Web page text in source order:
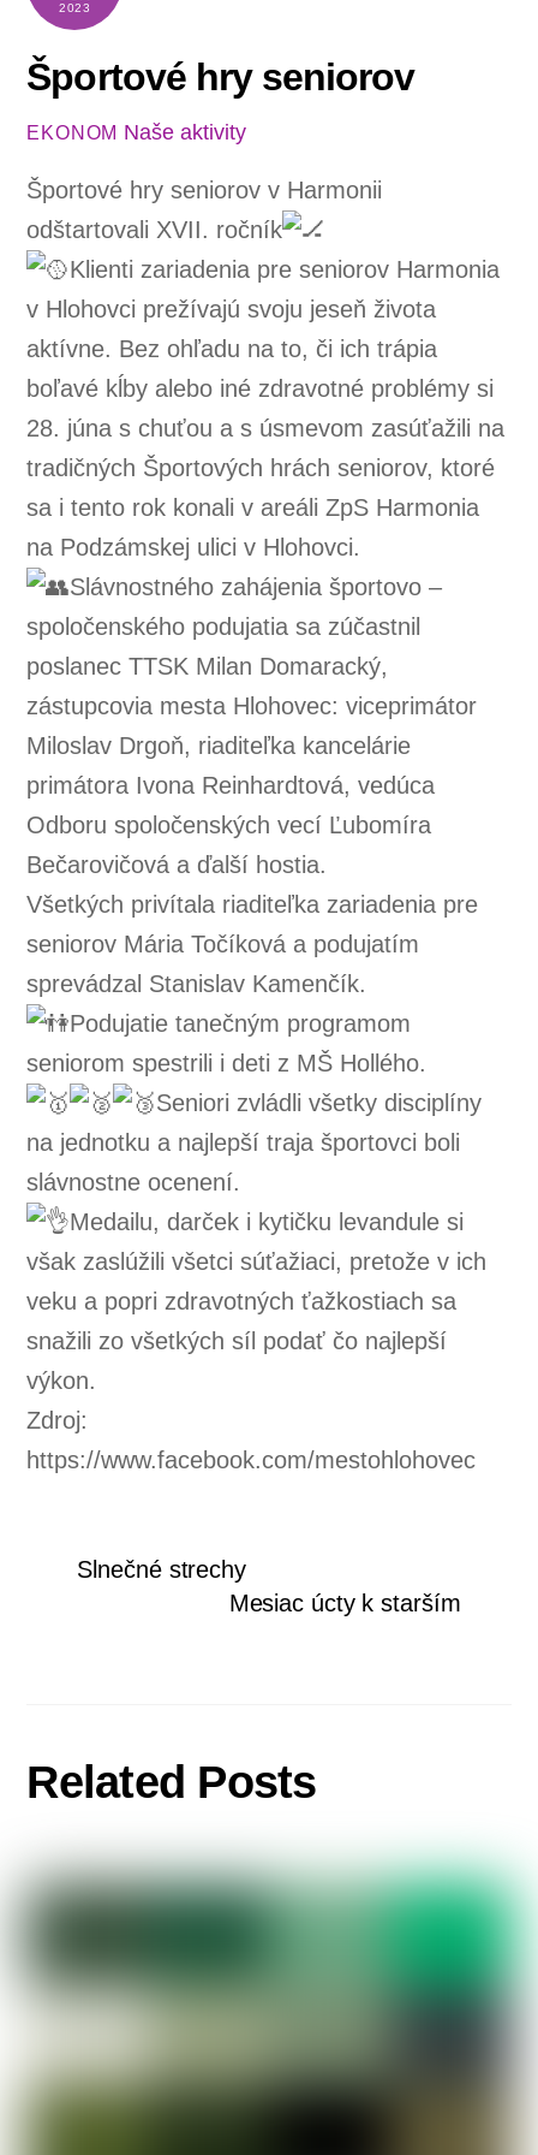
2023
Športové hry seniorov
EKONOM Naše aktivity
Športové hry seniorov v Harmonii
odštartovali XVII. ročník
Klienti zariadenia pre seniorov Harmonia
v Hlohovci prežívajú svoju jeseň života
aktívne. Bez ohľadu na to, či ich trápia
boľavé kĺby alebo iné zdravotné problémy si
28. júna s chuťou a s úsmevom zasúťažili na
tradičných Športových hrách seniorov, ktoré
sa i tento rok konali v areáli ZpS Harmonia
na Podzámskej ulici v Hlohovci.
Slávnostného zahájenia športovo –
spoločenského podujatia sa zúčastnil
poslanec TTSK Milan Domaracký,
zástupcovia mesta Hlohovec: viceprimátor
Miloslav Drgoň, riaditeľka kancelárie
primátora Ivona Reinhardtová, vedúca
Odboru spoločenských vecí Ľubomíra
Bečarovičová a ďalší hostia.
Všetkých privítala riaditeľka zariadenia pre
seniorov Mária Točíková a podujatím
sprevádzal Stanislav Kamenčík.
Podujatie tanečným programom
seniorom spestrili i deti z MŠ Hollého.
Seniori zvládli všetky disciplíny
na jednotku a najlepší traja športovci boli
slávnostne ocenení.
Medailu, darček i kytičku levandule si
však zaslúžili všetci súťažiaci, pretože v ich
veku a popri zdravotných ťažkostiach sa
snažili zo všetkých síl podať čo najlepší
výkon.
Zdroj:
https://www.facebook.com/mestohlohovec
Slnečné strechy
Mesiac úcty k starším
Related Posts